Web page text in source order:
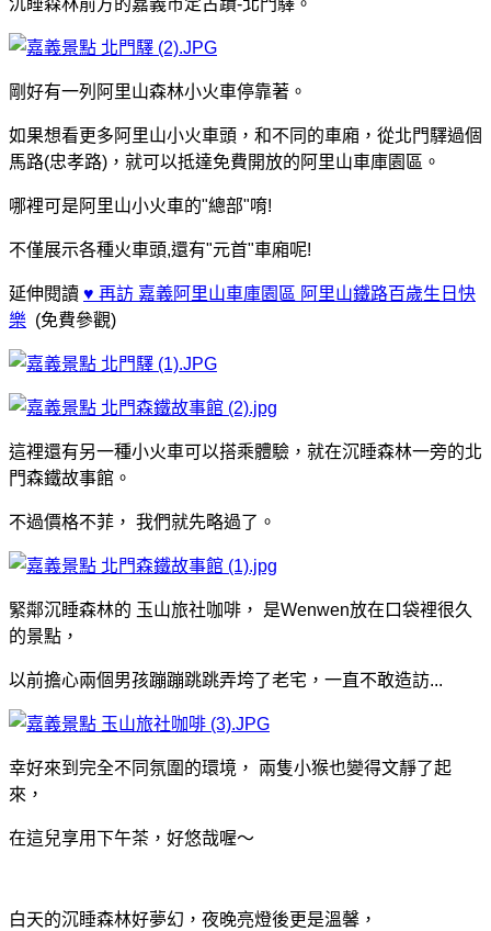
剛好有一列阿里山森林小火車停靠著。
如果想看更多阿里山小火車頭，和不同的車廂， 從北門驛過個
馬路(忠孝路)，就可以抵達免費開放的阿里山車庫園區。
哪裡可是阿里山小火車的"總部"唷!
不僅展示各種火車頭,還有"元首"車廂呢!
延伸閱讀 ♥ 再訪 嘉義阿里山車庫園區 阿里山鐵路百歲生日快
樂 (免費參觀)
這裡還有另一種小火車可以搭乘體驗，就在沉睡森林一旁的北
門森鐵故事館。
不過價格不菲， 我們就先略過了。
緊鄰沉睡森林的 玉山旅社咖啡， 是Wenwen放在口袋裡很久
的景點，
以前擔心兩個男孩蹦蹦跳跳弄垮了老宅，一直不敢造訪...
幸好來到完全不同氛圍的環境， 兩隻小猴也變得文靜了起
來，
在這兒享用下午茶，好悠哉喔～
白天的沉睡森林好夢幻，夜晚亮燈後更是溫馨，